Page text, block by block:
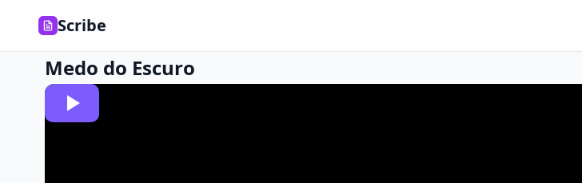
Scribe
Medo do Escuro